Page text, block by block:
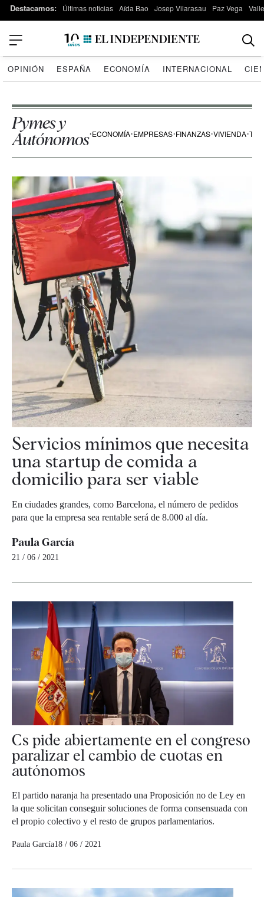
Destacamos: Últimas noticias Aída Bao Josep Vilarasau Paz Vega
OPINIÓN ESPAÑA ECONOMÍA INTERNACIONAL
Pymes y
Autónomos ECONOMÍA EMPRESAS FINANZAS VIVIENDA
Servicios mínimos que necesita
una startup de comida a
domicilio para ser viable
En ciudades grandes, como Barcelona, el número de pedidos
para que la empresa sea rentable será de 8.000 al día.
Paula García
21 / 06 / 2021
Cs pide abiertamente en el congreso
paralizar el cambio de cuotas en
autónomos
El partido naranja ha presentado una Proposición no de Ley en
la que solicitan conseguir soluciones de forma consensuada con
el propio colectivo y el resto de grupos parlamentarios.
Paula García18 / 06 / 2021